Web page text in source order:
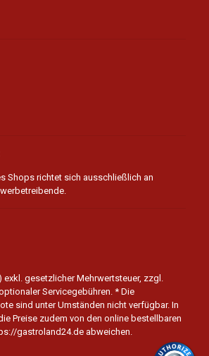
Shops richtet sich ausschließlich an
exkl. gesetzlicher Mehrwertsteuer, zzgl.
Servicegebühren. * Die
sind unter Umständen nicht verfügbar. In
Preise zudem von den online bestellbaren
gastroland24.de abweichen.